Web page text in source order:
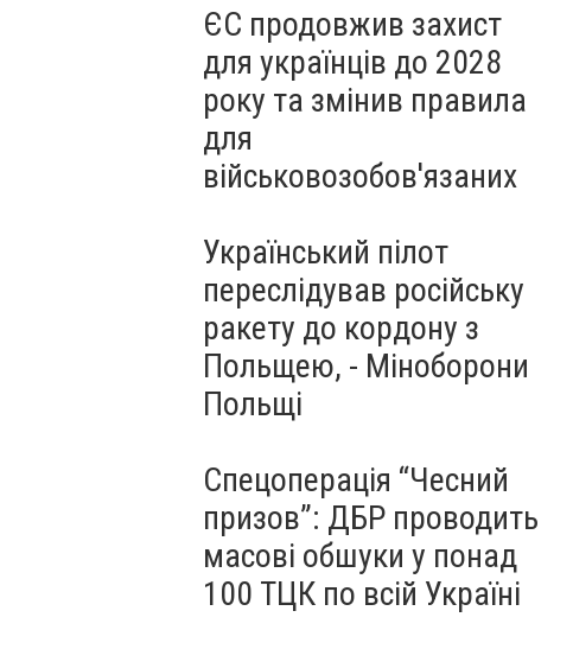
ЄС продовжив захист
для українців до 2028
року та змінив правила
для
військовозобов'язаних
Український пілот
переслідував російську
ракету до кордону з
Польщею, - Міноборони
Польщі
Спецоперація “Чесний
призов”: ДБР проводить
масові обшуки у понад
100 ТЦК по всій Україні